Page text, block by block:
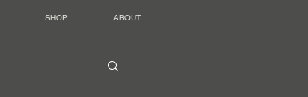
SHOP ABOUT